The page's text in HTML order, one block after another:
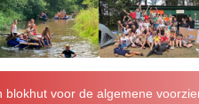
blokhut voor de algemene